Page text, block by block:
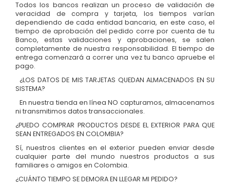
Todos los bancos realizan un proceso de validación de
veracidad de compra y tarjeta, los tiempos varían
dependiendo de cada entidad bancaria, en este caso, el
tiempo de aprobación del pedido corre por cuenta de tu
Banco, estas validaciones y aprobaciones, se salen
completamente de nuestra responsabilidad. El tiempo de
entrega comenzará a correr una vez tu banco apruebe el
pago.
¿LOS DATOS DE MIS TARJETAS QUEDAN ALMACENADOS EN SU
SISTEMA?
En nuestra tienda en línea NO capturamos, almacenamos
ni transmitimos datos transaccionales.
¿PUEDO COMPRAR PRODUCTOS DESDE EL EXTERIOR PARA QUE
SEAN ENTREGADOS EN COLOMBIA?
Sí, nuestros clientes en el exterior pueden enviar desde
cualquier parte del mundo nuestros productos a sus
familiares o amigos en Colombia.
¿CUÁNTO TIEMPO SE DEMORA EN LLEGAR MI PEDIDO?